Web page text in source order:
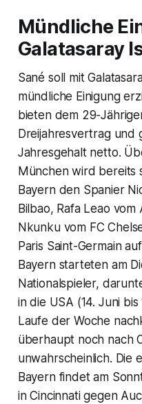
Mündliche
Galatasaray
Sané soll mit
mündliche Einigung
bieten dem 29-
Dreijahresvertrag und
Jahresgehalt netto.
München wird bereits
Bayern den Spanier
Bilbao, Rafa Leao
Nkunku vom FC
Paris Saint-Germain
Bayern starteten am
Nationalspieler,
in die USA (14. Juni
Laufe der Woche
überhaupt noch nach
unwahrscheinlich. Die
Bayern findet am
in Cincinnati gegen